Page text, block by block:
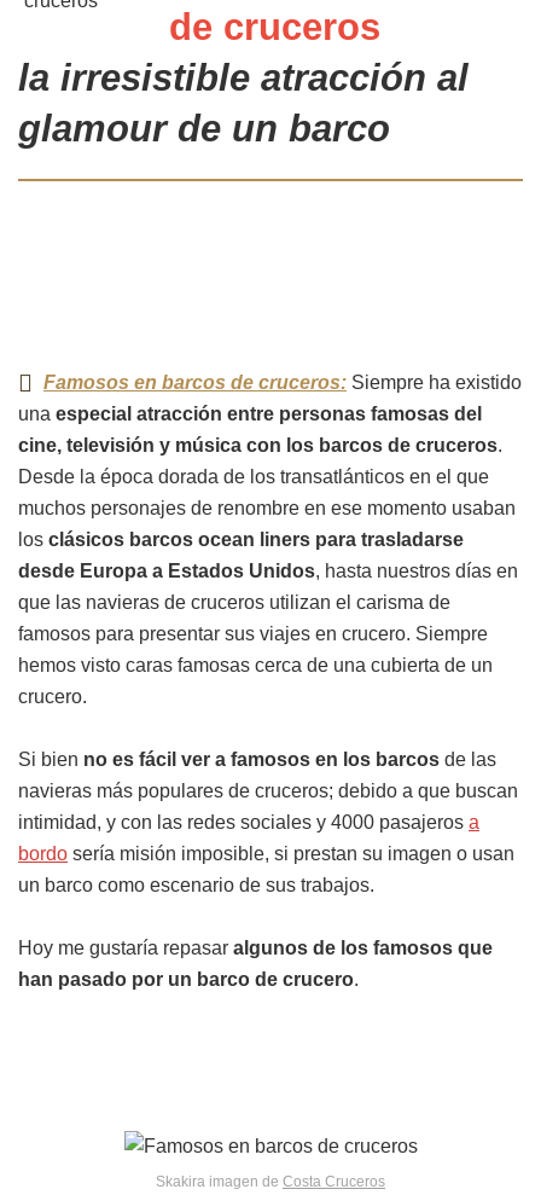
de cruceros
la irresistible atracción al
glamour de un barco
Famosos en barcos de cruceros: Siempre ha existido
una especial atracción entre personas famosas del
cine, televisión y música con los barcos de cruceros.
Desde la época dorada de los transatlánticos en el que
muchos personajes de renombre en ese momento usaban
los clásicos barcos ocean liners para trasladarse
desde Europa a Estados Unidos, hasta nuestros días en
que las navieras de cruceros utilizan el carisma de
famosos para presentar sus viajes en crucero. Siempre
hemos visto caras famosas cerca de una cubierta de un
crucero.
Si bien no es fácil ver a famosos en los barcos de las
navieras más populares de cruceros; debido a que buscan
intimidad, y con las redes sociales y 4000 pasajeros a
bordo sería misión imposible, si prestan su imagen o usan
un barco como escenario de sus trabajos.
Hoy me gustaría repasar algunos de los famosos que
han pasado por un barco de crucero.
Skakira imagen de Costa Cruceros